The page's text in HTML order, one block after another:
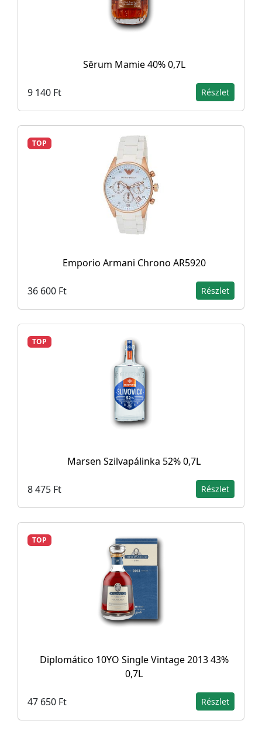
Sērum Mamie 40% 0,7L
9 140 Ft Részlet
TOP
Emporio Armani Chrono AR5920
36 600 Ft Részlet
TOP
Marsen Szilvapálinka 52% 0,7L
8 475 Ft Részlet
TOP
Diplomático 10YO Single Vintage 2013 43%
0,7L
47 650 Ft Részlet